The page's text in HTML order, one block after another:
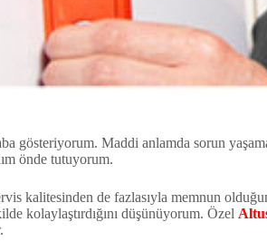
gösteriyorum. Maddi anlamda sorun
önde tutuyorum.
kalitesinden de fazlasıyla memnun
kolaylaştırdığını düşünüyorum. Özel